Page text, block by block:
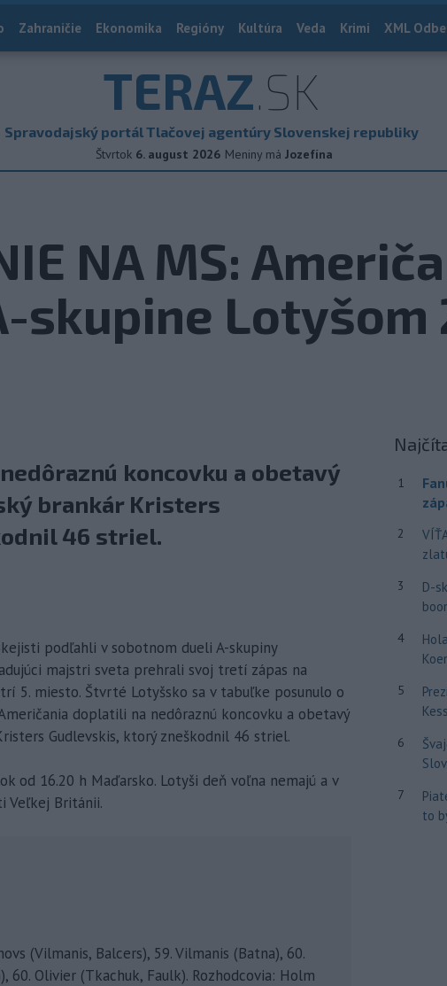
Zahraničie Ekonomika Regióny Kultúra Veda Krimi XML
TERAZ.SK
Spravodajský portál Tlačovej agentúry Slovenskej republiky
Štvrtok 6. august 2026 Meniny má Jozefína
NA MS:
skupine Lotyšom
koncovku a obetavý
brankár Kristers
46 striel.
podľahli v sobotnom dueli A-skupiny
majstri sveta prehrali svoj tretí zápas na
5. miesto. Štvrté Lotyšsko sa v tabuľke posunulo o
doplatili na nedôraznú koncovku a obetavý
Gudlevskis, ktorý zneškodnil 46 striel.
od 16.20 h Maďarsko. Lotyši deň voľna nemajú a v
Veľkej Británii.
(Vilmanis, Balcers), 59. Vilmanis (Batna), 60.
60. Olivier (Tkachuk, Faulk). Rozhodcovia: Holm
1
2
3
D-
4
5
6
7
to